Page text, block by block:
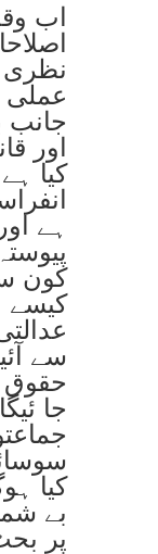
اب
عملی
جانب
اور
کیا
ہے
کون
کیسے
سے
جا
کیا
بے
پر